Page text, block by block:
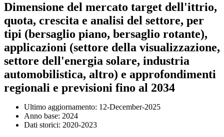
Dimensione del mercato target dell'ittrio,
quota, crescita e analisi del settore, per
tipi (bersaglio piano, bersaglio rotante),
applicazioni (settore della visualizzazione,
settore dell'energia solare, industria
automobilistica, altro) e approfondimenti
regionali e previsioni fino al 2034
Ultimo aggiornamento: 12-December-2025
Anno base: 2024
Dati storici: 2020-2023